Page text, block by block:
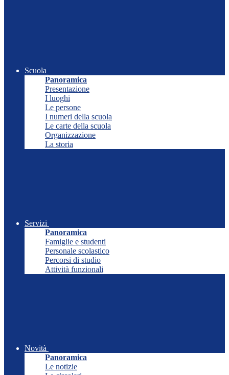
Scuola
Panoramica
Presentazione
I luoghi
Le persone
I numeri della scuola
Le carte della scuola
Organizzazione
La storia
Servizi
Panoramica
Famiglie e studenti
Personale scolastico
Percorsi di studio
Attività funzionali
Novità
Panoramica
Le notizie